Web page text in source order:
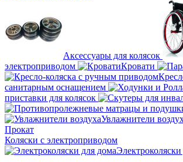
Аксессуары для колясок
электроприводом
Кровати
санитарным оснащением
приставки для колясок
Увлажнители
Прокат
Коляски с электроприводом